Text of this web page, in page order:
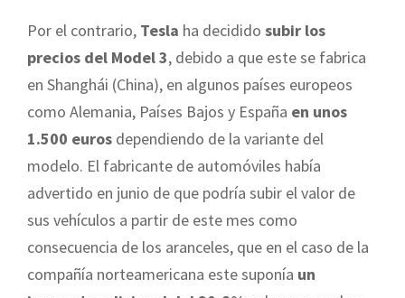
Por el contrario, Tesla ha decidido subir los
precios del Model 3, debido a que este se fabrica
en Shanghái (China), en algunos países europeos
como Alemania, Países Bajos y España en unos
1.500 euros dependiendo de la variante del
modelo. El fabricante de automóviles había
advertido en junio de que podría subir el valor de
sus vehículos a partir de este mes como
consecuencia de los aranceles, que en el caso de la
compañía norteamericana este suponía un